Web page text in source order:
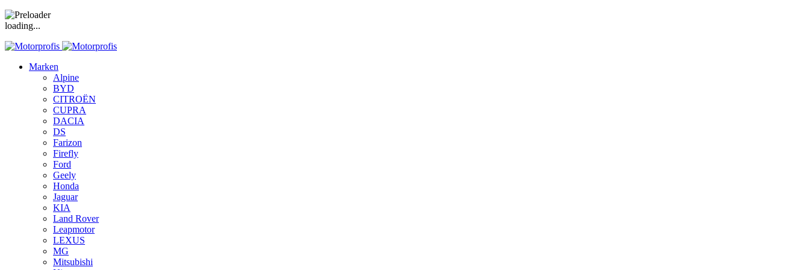
loading...
Marken
Alpine
BYD
CITROËN
CUPRA
DACIA
DS
Farizon
Firefly
Ford
Geely
Honda
Jaguar
KIA
Land Rover
Leapmotor
LEXUS
MG
Mitsubishi